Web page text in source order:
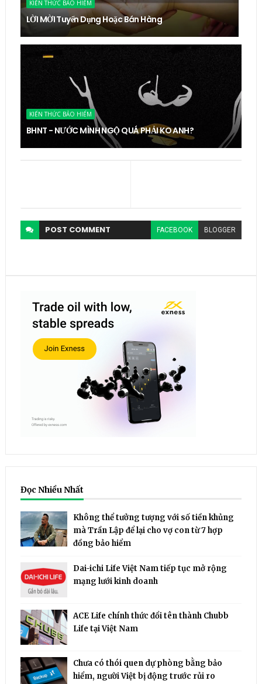
KIẾN THỨC BẢO HIỂM
LỜI MỜI Tuyển Dụng Hoặc Bán Hàng
KIẾN THỨC BẢO HIỂM
BHNT - NƯỚC MÌNH NGỘ QUÁ PHẢI KO ANH?
POST COMMENT FACEBOOK BLOGGER
Đọc Nhiều Nhất
Không thể tưởng tượng với số tiền khủng
mà Trần Lập để lại cho vợ con từ 7 hợp
đồng bảo hiểm
Dai-ichi Life Việt Nam tiếp tục mở rộng
mạng lưới kinh doanh
ACE Life chính thức đổi tên thành Chubb
Life tại Việt Nam
Chưa có thói quen dự phòng bằng bảo
hiểm, người Việt bị động trước rủi ro